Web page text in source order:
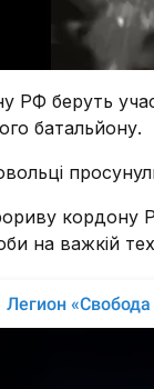
РФ беруть
батальйону.
кордону
на важкій